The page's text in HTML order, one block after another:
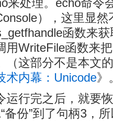
），这里显
函数来
用WriteFile函数来把
（这部分不是本文
术内幕：Unicode》
运行完之后，就要
备份”到了句柄3，